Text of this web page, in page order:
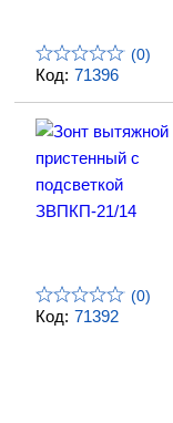
Код: 71396
(0)
Код: 71392
(0)